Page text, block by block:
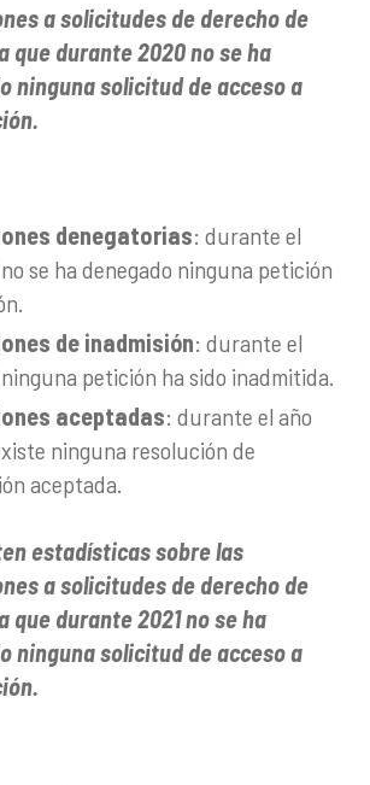
a solicitudes de derecho de
que durante 2020 no se ha
ninguna solicitud de acceso a
denegatorias: durante el
se ha denegado ninguna petición
de inadmisión: durante el
petición ha sido inadmitida.
aceptadas: durante el año
ninguna resolución de
aceptada.
estadísticas sobre las
a solicitudes de derecho de
que durante 2021 no se ha
ninguna solicitud de acceso a